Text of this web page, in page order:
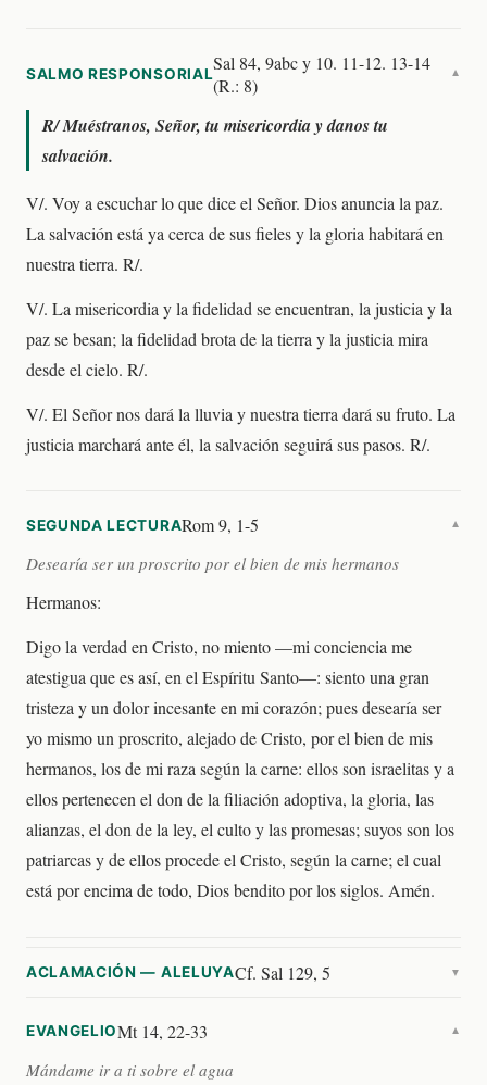
SALMO RESPONSORIALSal 84, 9abc y 10. 11-12. 13-14
(R.: 8)
▼
R/Muéstranos, Señor, tu misericordia y danos tu
salvación.
V/. Voy a escuchar lo que dice el Señor. Dios anuncia la paz.
La salvación está ya cerca de sus fieles y la gloria habitará en
nuestra tierra. R/.
V/. La misericordia y la fidelidad se encuentran, la justicia y la
paz se besan; la fidelidad brota de la tierra y la justicia mira
desde el cielo. R/.
V/. El Señor nos dará la lluvia y nuestra tierra dará su fruto. La
justicia marchará ante él, la salvación seguirá sus pasos. R/.
SEGUNDA LECTURARom 9, 1-5 ▼
Desearía ser un proscrito por el bien de mis hermanos
Hermanos:
Digo la verdad en Cristo, no miento —mi conciencia me
atestigua que es así, en el Espíritu Santo—: siento una gran
tristeza y un dolor incesante en mi corazón; pues desearía ser
yo mismo un proscrito, alejado de Cristo, por el bien de mis
hermanos, los de mi raza según la carne: ellos son israelitas y a
ellos pertenecen el don de la filiación adoptiva, la gloria, las
alianzas, el don de la ley, el culto y las promesas; suyos son los
patriarcas y de ellos procede el Cristo, según la carne; el cual
está por encima de todo, Dios bendito por los siglos. Amén.
ACLAMACIÓN — ALELUYACf. Sal 129, 5 ▼
EVANGELIOMt 14, 22-33 ▼
Mándame ir a ti sobre el agua